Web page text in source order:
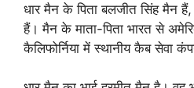
धार मैन के पिता बलजीत सिंह मैन
हैं। मैन के माता-पिता भारत से
कैलिफोर्निया में स्थानीय कैब सेवा